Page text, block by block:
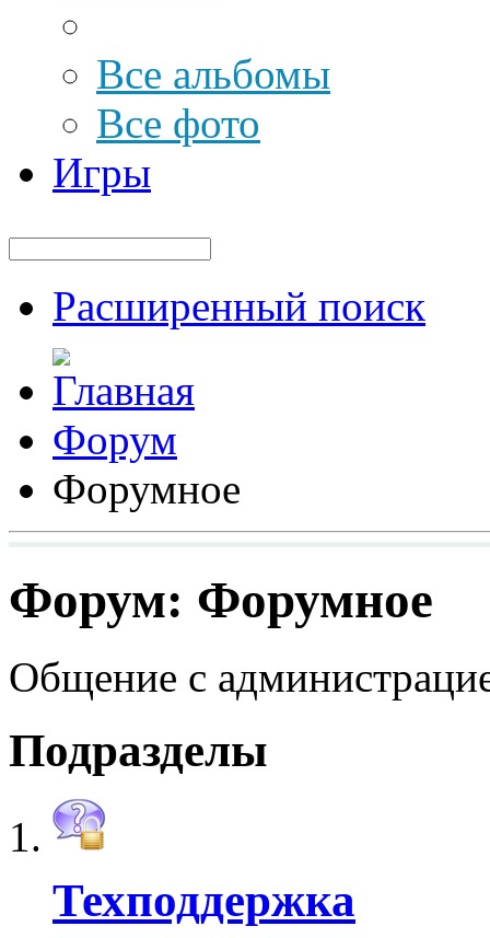
Все альбомы
Все фото
Игры
Расширенный поиск
Форум
Форумное
Форум: Форумное
Общение с
Подразделы
Техподдержка